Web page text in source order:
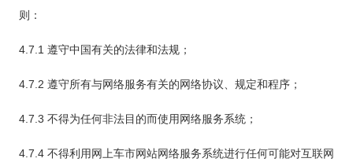
则：
4.7.1 遵守中国有关的法律和法规；
4.7.2 遵守所有与网络服务有关的网络协议、规定和程序；
4.7.3 不得为任何非法目的而使用网络服务系统；
4.7.4 不得利用网上车市网站网络服务系统进行任何可能对互联网